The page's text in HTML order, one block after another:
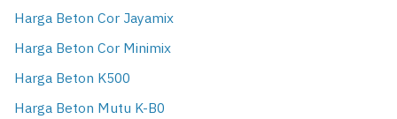
Harga Beton Cor Jayamix
Harga Beton Cor Minimix
Harga Beton K500
Harga Beton Mutu K-B0